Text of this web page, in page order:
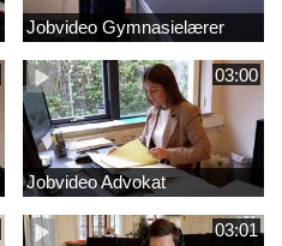
Jobvideo Gymnasielærer
03:00
Jobvideo Advokat
03:01